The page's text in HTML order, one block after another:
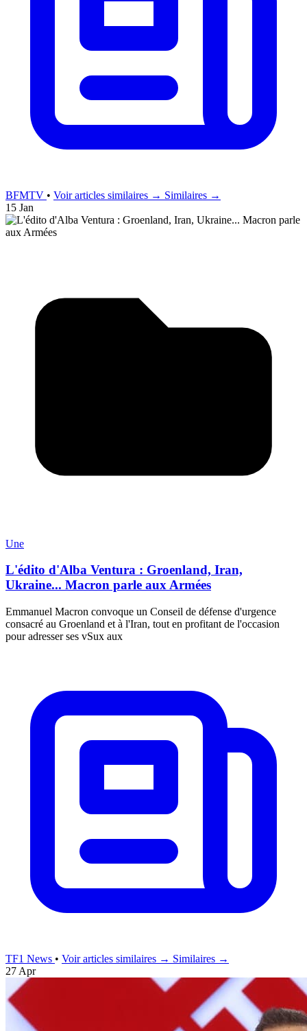
BFMTV • Voir articles similaires → Similaires →
15 Jan
Une
L'édito d'Alba Ventura : Groenland, Iran,
Ukraine... Macron parle aux Armées
Emmanuel Macron convoque un Conseil de défense d'urgence
consacré au Groenland et à l'Iran, tout en profitant de l'occasion
pour adresser ses vSux aux
TF1 News • Voir articles similaires → Similaires →
27 Apr